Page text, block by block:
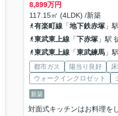
8,899万円
117.15㎡ (4LDK) /新築
有楽町線「地下鉄赤塚」
東武東上線「下赤塚」駅
東武東上線「東武練馬」
都市ガス 陽当り良好
ウォークインクロゼット
新築
対面式キッチンはお料理を